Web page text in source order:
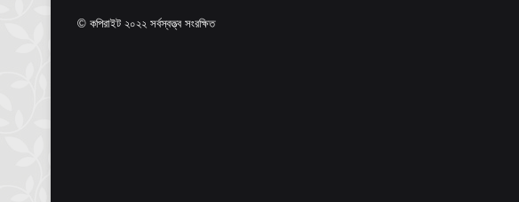
© কপিরাইট ২০২২ সর্বস্বত্ত্ব সংরক্ষিত